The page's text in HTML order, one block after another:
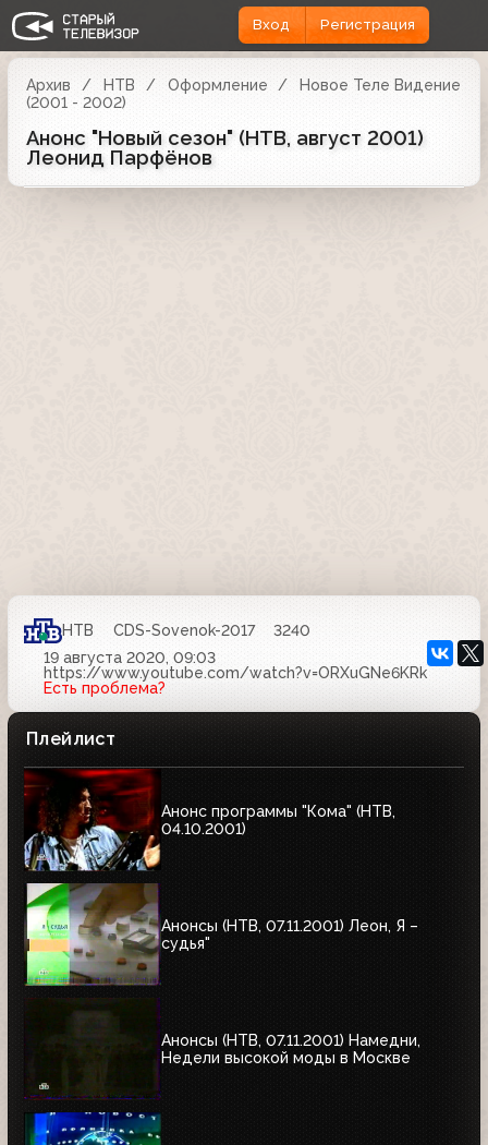
Вход Регистрация
Архив НТВ Оформление
Новое Теле Видение
(2001 - 2002)
Анонс "Новый сезон" (НТВ, август 2001)
Леонид Парфёнов
НТВ CDS-Sovenok-2017
3240
19 августа 2020, 09:03
https://www.youtube.com/watch?v=ORXuGNe6KRk
Есть проблема?
Плейлист
Анонс программы "Кома" (НТВ,
04.10.2001)
Анонсы (НТВ, 07.11.2001) Леон, Я –
судья"
Анонсы (НТВ, 07.11.2001) Намедни,
Недели высокой моды в Москве